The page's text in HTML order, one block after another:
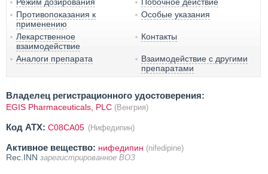
Противопоказания к
применению
Особые указания
Лекарственное
взаимодействие
Контакты
Аналоги препарата
Взаимодействие с другими
препаратами
Владелец регистрационного удостоверения:
EGIS Pharmaceuticals, PLC (Венгрия)
Код ATX: C08CA05 (Нифедипин)
Активное вещество: нифедипин (nifedipine)
Rec.INN зарегистрированное ВОЗ